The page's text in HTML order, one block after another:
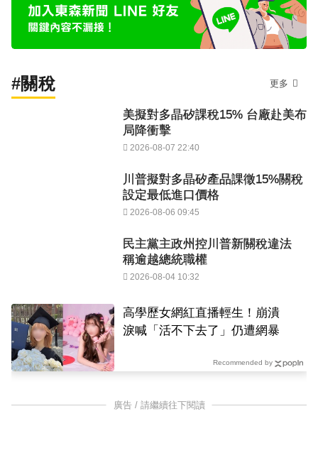
#關稅 更多
美擬對多晶矽課稅15% 台廠赴美布
局降衝擊
2026-08-07 22:40
川普擬對多晶矽產品課徵15%關稅
設定最低進口價格
2026-08-06 09:45
民主黨主政州控川普新關稅違法
稱逾越總統職權
2026-08-04 10:32
高學歷女網紅直播輕生！崩潰
淚喊「活不下去了」仍遭網暴
Recommended by
廣告 / 請繼續往下閱讀